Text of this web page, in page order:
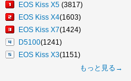
EOS Kiss X5 (3817)
EOS Kiss X4(1603)
EOS Kiss X7(1424)
D5100(1241)
EOS Kiss X3(1151)
もっと見る→